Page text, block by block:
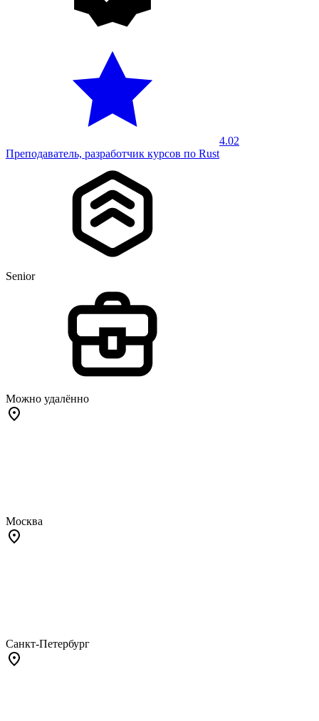
4.02
Преподаватель, разработчик курсов по Rust
Senior
Можно удалённо
Москва
Санкт-Петербург